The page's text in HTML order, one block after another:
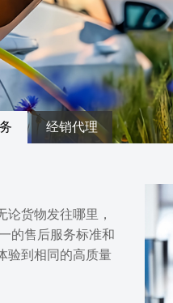
经销代理
货物发往哪里，
的售后服务标准和
验到相同的高质量